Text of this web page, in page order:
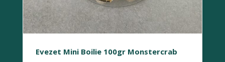
Evezet Mini Boilie 100gr Monstercrab